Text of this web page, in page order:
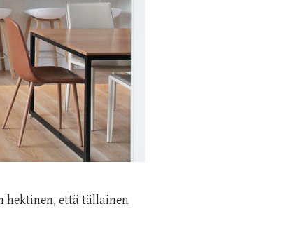
hektinen, että tällainen